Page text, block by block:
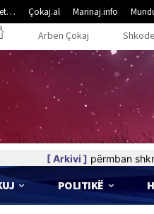
Çokaj.al Marinaj.info
Arben Çokaj
[ Arkivi ] përmban
POLITIKË